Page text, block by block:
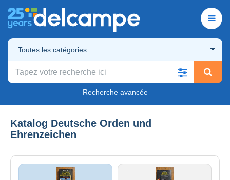
Toutes les catégories
Recherche avancée
Katalog Deutsche Orden und
Ehrenzeichen